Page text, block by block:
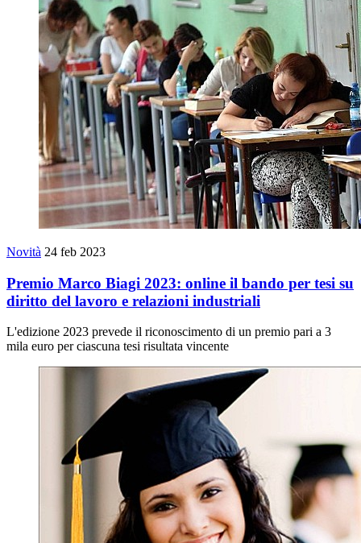
Novità 24 feb 2023
Premio Marco Biagi 2023: online il bando per tesi su
diritto del lavoro e relazioni industriali
L'edizione 2023 prevede il riconoscimento di un premio pari a 3
mila euro per ciascuna tesi risultata vincente